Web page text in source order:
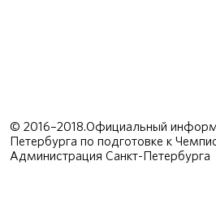
© 2016–2018.Официальный
Петербурга по подготовке к
Администрация Санкт-Петербурга